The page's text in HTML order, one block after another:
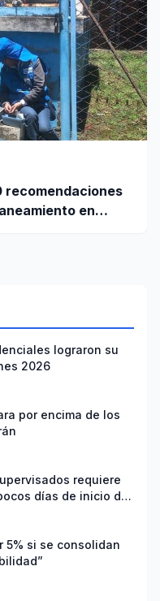
recomendaciones
en
lograron su
2026
por encima de los
requiere
días de inicio del
5% si se consolidan